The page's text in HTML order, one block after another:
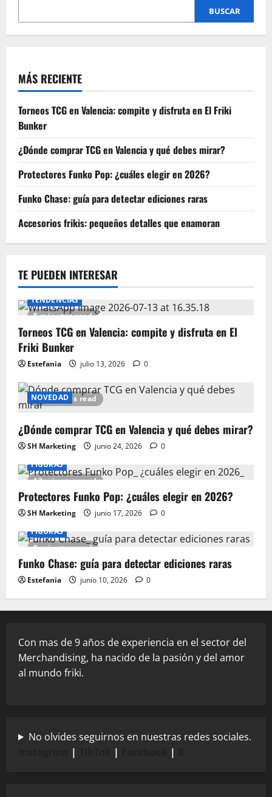
BUSCAR
MÁS RECIENTE
Torneos TCG en Valencia: compite y disfruta en El Friki
Bunker
¿Dónde comprar TCG en Valencia y qué debes mirar?
Protectores Funko Pop: ¿cuáles elegir en 2026?
Funko Chase: guía para detectar ediciones raras
Accesorios frikis: pequeños detalles que enamoran
TE PUEDEN INTERESAR
5 minutes read
TENDENCIAS
Torneos TCG en Valencia: compite y disfruta en El
Friki Bunker
Estefania julio 13, 2026 0
15 minutes read
NOVEDAD
¿Dónde comprar TCG en Valencia y qué debes mirar?
SH Marketing junio 24, 2026 0
12 minutes read
FIGURAS
Protectores Funko Pop: ¿cuáles elegir en 2026?
SH Marketing junio 17, 2026 0
9 minutes read
FIGURAS
Funko Chase: guía para detectar ediciones raras
Estefania junio 10, 2026 0
Con mas de 9 años de experiencia en el sector del
Merchandising, ha nacido de la pasión y del amor
al mundo friki.
No olvides seguirnos en nuestras redes sociales.
| | |